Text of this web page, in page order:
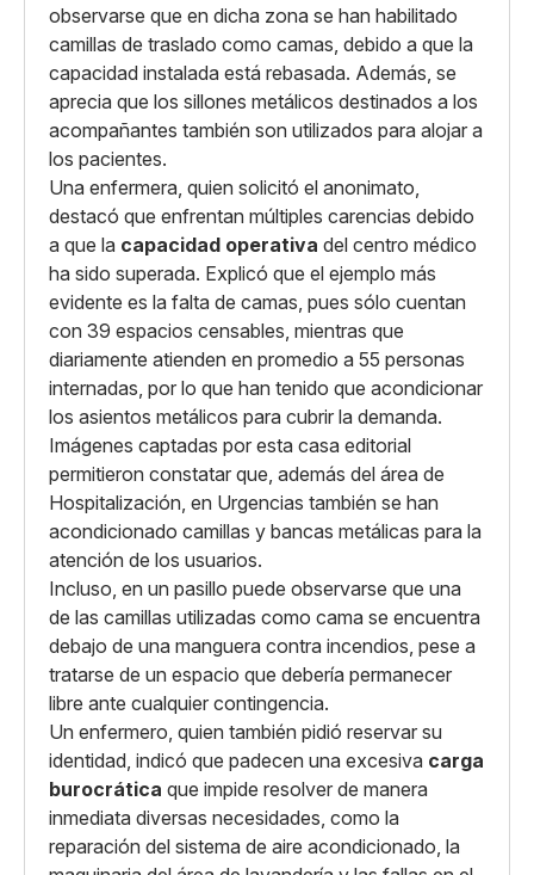
observarse que en dicha zona se han habilitado
camillas de traslado como camas, debido a que la
capacidad instalada está rebasada. Además, se
aprecia que los sillones metálicos destinados a los
acompañantes también son utilizados para alojar a
los pacientes.
Una enfermera, quien solicitó el anonimato,
destacó que enfrentan múltiples carencias debido
a que la capacidad operativa del centro médico
ha sido superada. Explicó que el ejemplo más
evidente es la falta de camas, pues sólo cuentan
con 39 espacios censables, mientras que
diariamente atienden en promedio a 55 personas
internadas, por lo que han tenido que acondicionar
los asientos metálicos para cubrir la demanda.
Imágenes captadas por esta casa editorial
permitieron constatar que, además del área de
Hospitalización, en Urgencias también se han
acondicionado camillas y bancas metálicas para la
atención de los usuarios.
Incluso, en un pasillo puede observarse que una
de las camillas utilizadas como cama se encuentra
debajo de una manguera contra incendios, pese a
tratarse de un espacio que debería permanecer
libre ante cualquier contingencia.
Un enfermero, quien también pidió reservar su
identidad, indicó que padecen una excesiva carga
burocrática que impide resolver de manera
inmediata diversas necesidades, como la
reparación del sistema de aire acondicionado, la